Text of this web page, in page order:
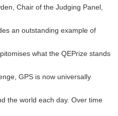
Chair of the Judging Panel,
an outstanding example of
what the QEPrize stands
GPS is now universally
the world each day. Over time